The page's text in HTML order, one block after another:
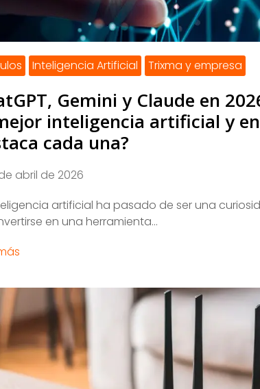
Inteligencia Artificial Trixma y empresa
Gemini y Claude en
inteligencia artificial y
cada una?
abril de 2026
artificial ha pasado de ser una
en una herramienta...